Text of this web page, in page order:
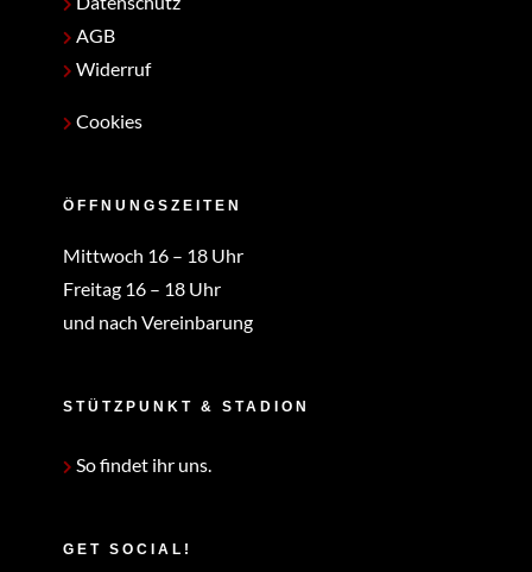
AGB
Widerruf
Cookies
ÖFFNUNGSZEITEN
Mittwoch 16 – 18 Uhr
Freitag 16 – 18 Uhr
und nach Vereinbarung
STÜTZPUNKT & STADION
So findet ihr uns.
GET SOCIAL!